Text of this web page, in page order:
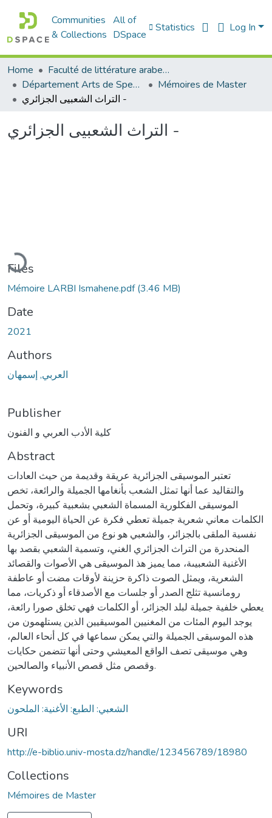
Communities
& Collections
All of
DSpace
Statistics Log In
Home
Faculté de littérature arabe et des arts
Département Arts de Spectacle
Mémoires de Master
التراث الشعبيى الجزائري -
التراث الشعبيى الجزائري -
Loading...
Files
Mémoire LARBI Ismahene.pdf(3.46 MB)
Date
2021
Authors
العربي, إسمهان
Publisher
كلية الأدب العربي و الفنون
Abstract
تعتبر الموسيقى الجزائرية عريقة وقديمة من حيث العادات
والتقاليد عما أنها تمثل الشعب بأنغامها الجميلة والرائعة، تخص
الموسيقى الفكلورية المسماة الشعبي بشعبية كبيرة، وتحمل
الكلمات معاني شعرية جميلة تعطي فكرة عن الحياة اليومية أو عن
نفسية الملقى بالجزائر، والشعبي هو نوع من الموسيقى الجزائرية
المنحدرة من التراث الجزائري الغني، وتسمية الشعبي بقصد بها
الأغنية الشعبيىة، مما يميز هذ الموسيقى هي الأصوات والقصائد
الشعرية، ويمثل الصوت ذاكرة حزينة لأوقات مضت أو عاطفة
رومانسية تثلج الصدر أو جلسات مع الأصدقاء أو ذكريات، مما
يعطي خلفية جميلة لبلد الجزائر، أو الكلمات فهي تخلق صورا رائعة،
يوجد اليوم المئات من المغنيين الموسيقيين الذين يستلهمون من
هذه الموسيقى الجميلة والتي يمكن سماعها في كل أنحاء العالم،
وهي موسيقى تصف الواقع المعيشي وحتى أنها تتضمن حكايات
وقصص مثل قصص الأنبياء والصالحين.
Keywords
الشعبي: الطبع: الأغنية: الملحون
URI
http://e-biblio.univ-mosta.dz/handle/123456789/18980
Collections
Mémoires de Master